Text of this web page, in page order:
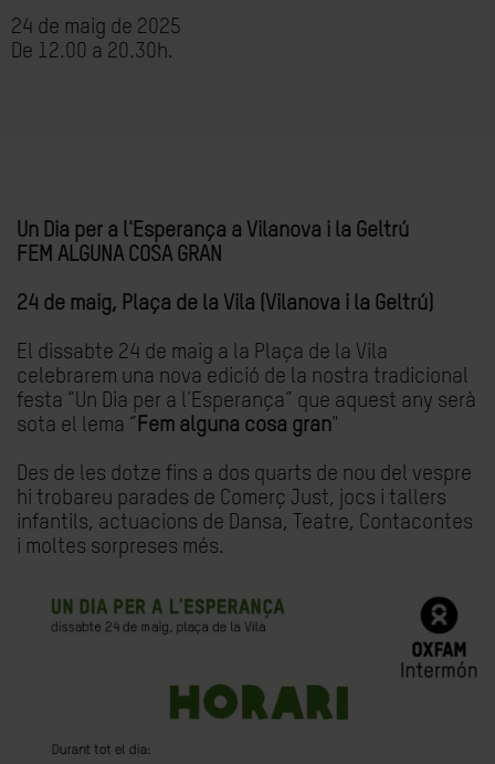
24 de maig de 2025
De 12.00 a 20.30h.
Un Dia per a l'Esperança a Vilanova i la Geltrú
FEM ALGUNA COSA GRAN
24 de maig, Plaça de la Vila (Vilanova i la Geltrú)
El dissabte 24 de maig a la Plaça de la Vila
celebrarem una nova edició de la nostra tradicional
festa “Un Dia per a l'Esperança” que aquest any serà
sota el lema “ Fem alguna cosa gran"
Des de les dotze fins a dos quarts de nou del vespre
hi trobareu parades de Comerç Just, jocs i tallers
infantils, actuacions de Dansa, Teatre, Contacontes
i moltes sorpreses més.